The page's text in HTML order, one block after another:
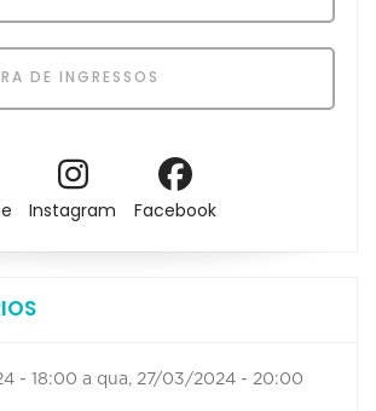
DE INGRESSOS
Instagram Facebook
- 18:00 a qua, 27/03/2024 - 20:00